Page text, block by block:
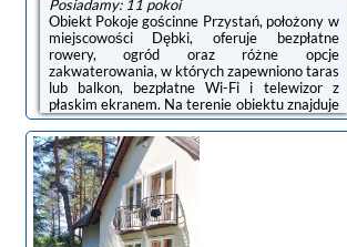
Posiadamy: 11 pokoi
Obiekt Pokoje gościnne Przystań, położony w
miejscowości Dębki, oferuje bezpłatne
rowery, ogród oraz różne opcje
zakwaterowania, w których zapewniono taras
lub balkon, bezpłatne Wi-Fi i telewizor z
płaskim ekranem. Na terenie obiektu znajduje
się prywatny parking.Wyposażenie obejmuje
także lodówkę i czajnik.Obiekt dysponuje
placem zabaw.W obiekcie Goście mogą grać
w tenisa stołowego. Okolica cieszy się
popularnością wśród miłośników jazdy na
rowerze.Odległość ważnych miejsc od
obiektu: Plaża w Dębkach – 1,1 km. Lotnisko
Lotnisko Gdańsk-Rębiechowo znajduje ...